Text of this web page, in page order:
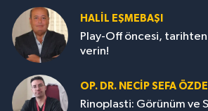
HALIL EŞMEBAŞI
Play-Off öncesi,
verin!
OP. DR. NECIP SEFA
Rinoplasti: Görünüm ve